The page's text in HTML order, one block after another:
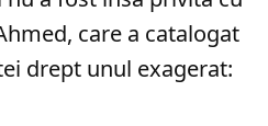
care a catalogat
drept unul exagerat: